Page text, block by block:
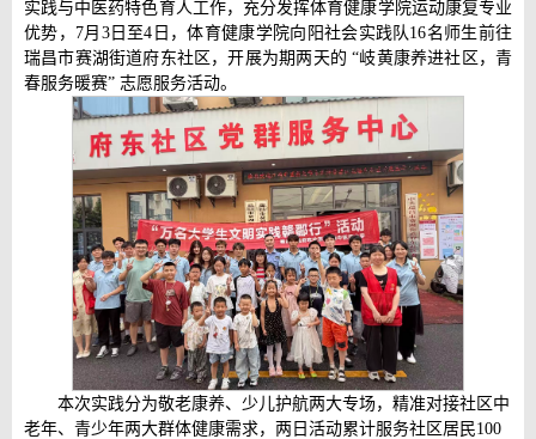
实践与中医药特色育人工作，充分发挥体育健康学院运动康复专业
优势，7月3日至4日，体育健康学院向阳社会实践队16名师生前往
瑞昌市赛湖街道府东社区，开展为期两天的 “岐黄康养进社区，青
春服务暖赛” 志愿服务活动。
本次实践分为敬老康养、少儿护航两大专场，精准对接社区中
老年、青少年两大群体健康需求，两日活动累计服务社区居民100